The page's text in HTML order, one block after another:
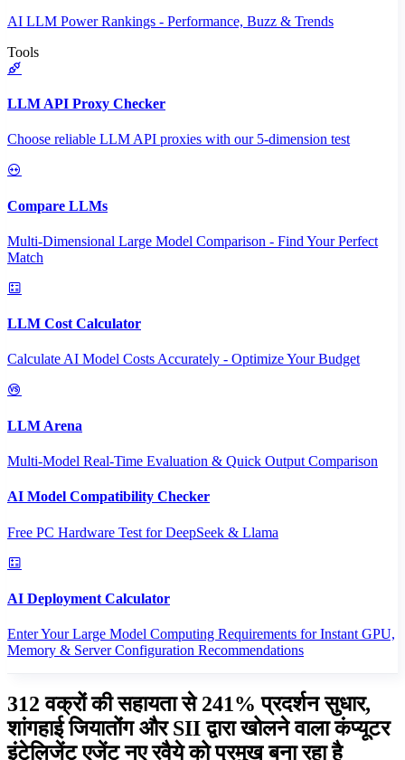
AI LLM Power Rankings - Performance, Buzz & Trends
Tools
LLM API Proxy Checker
Choose reliable LLM API proxies with our 5-dimension test
Compare LLMs
Multi-Dimensional Large Model Comparison - Find Your Perfect
Match
LLM Cost Calculator
Calculate AI Model Costs Accurately - Optimize Your Budget
LLM Arena
Multi-Model Real-Time Evaluation & Quick Output Comparison
AI Model Compatibility Checker
Free PC Hardware Test for DeepSeek & Llama
AI Deployment Calculator
Enter Your Large Model Computing Requirements for Instant GPU,
Memory & Server Configuration Recommendations
312 वक्रों की सहायता से 241% प्रदर्शन सुधार,
शांगहाई जियातोंग और SII द्वारा खोलने वाला कंप्यूटर
इंटेलिजेंट एजेंट नए रवैये को प्रमुख बना रहा है